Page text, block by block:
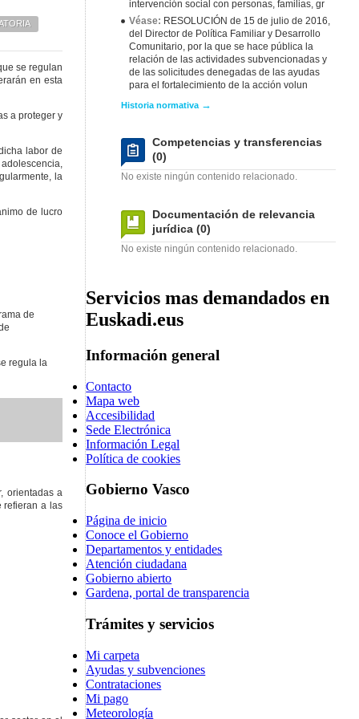
se regulan
en esta
a proteger y
labor de
la
de lucro
de
regula la
orientadas a
refieran a las
intervención social con personas, familias, gr
Véase: RESOLUCIÓN de 15 de julio de 2016,
del Director de Política Familiar y Desarrollo
Comunitario, por la que se hace pública la
relación de las actividades subvencionadas y
de las solicitudes denegadas de las ayudas
para el fortalecimiento de la acción volun
Historia normativa →
Competencias y transferencias
(0)
No existe ningún contenido relacionado.
Documentación de relevancia
jurídica (0)
No existe ningún contenido relacionado.
Servicios mas demandados en
Euskadi.eus
Información general
Contacto
Mapa web
Accesibilidad
Sede Electrónica
Información Legal
Política de cookies
Gobierno Vasco
Página de inicio
Conoce el Gobierno
Departamentos y entidades
Atención ciudadana
Gobierno abierto
Gardena, portal de transparencia
Trámites y servicios
Mi carpeta
Ayudas y subvenciones
Contrataciones
Mi pago
Meteorología